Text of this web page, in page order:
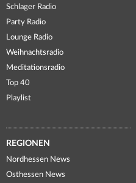
Schlager Radio
Party Radio
Lounge Radio
Weihnachtsradio
Meditationsradio
Top 40
Playlist
REGIONEN
Nordhessen News
Osthessen News